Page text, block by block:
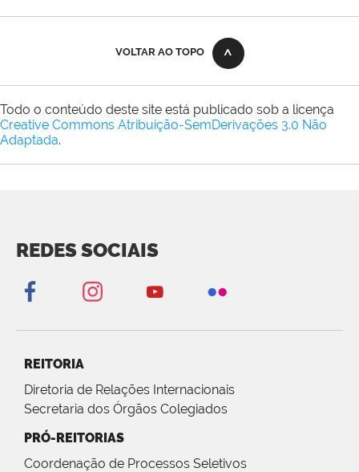
VOLTAR AO TOPO
Todo o conteúdo deste site está publicado sob a licença
Creative Commons Atribuição-SemDerivações 3.0 Não
Adaptada.
REDES SOCIAIS
REITORIA
Diretoria de Relações Internacionais
Secretaria dos Órgãos Colegiados
PRÓ-REITORIAS
Coordenação de Processos Seletivos